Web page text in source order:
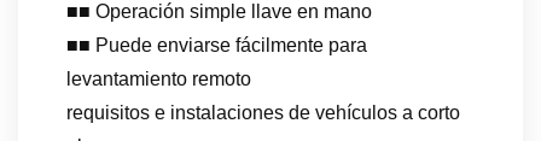
■■ Operación simple llave en mano
■■ Puede enviarse fácilmente para
levantamiento remoto
requisitos e instalaciones de vehículos a corto